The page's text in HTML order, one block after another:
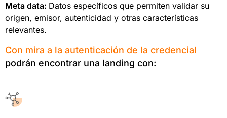
Meta data: Datos específicos que permiten validar su
origen, emisor, autenticidad y otras características
relevantes.
Con mira a la autenticación de la credencial
podrán encontrar una landing con: